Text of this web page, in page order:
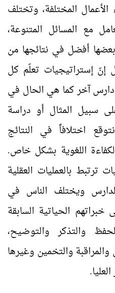
المختلفة، وتختلف
مع المسائل المتنوعة،
بعضها أفضل في نتائجها من
إنّ إستراتيجيات تعلّم كل
آخر كما هي الحال في
سبيل المثال أو دراسة
اختلافاً في النتائج
اللغوية بشكل خاص.
ترتبط بالعمليات العقلية
ويختلف الناس في
خبراتهم الحياتية السابقة
والتذكر والتوضيح،
والمراقبة والتخمين وغيرها